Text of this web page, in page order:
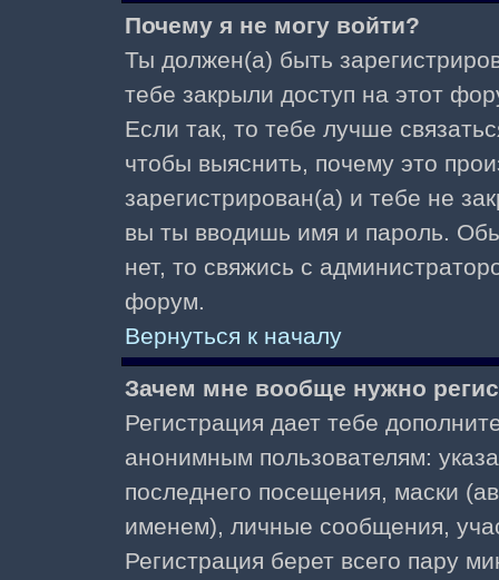
Почему я не могу войти?
Ты должен(а) быть
тебе закрыли доступ на этот
Если так, то тебе лучше
чтобы выяснить, почему это
зарегистрирован(а) и тебе не
вы ты вводишь имя и пароль.
нет, то свяжись с
форум.
Вернуться к началу
Зачем мне вообще нужно
Регистрация дает тебе
анонимным пользователям:
последнего посещения, маски
именем), личные сообщения,
Регистрация берет всего пару